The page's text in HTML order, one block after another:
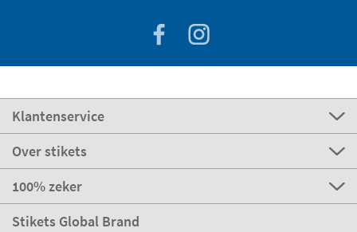
Klantenservice
Over stikets
100% zeker
Stikets Global Brand